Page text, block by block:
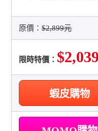
原價：$2,899元
限時特價： $2,039
蝦皮購物